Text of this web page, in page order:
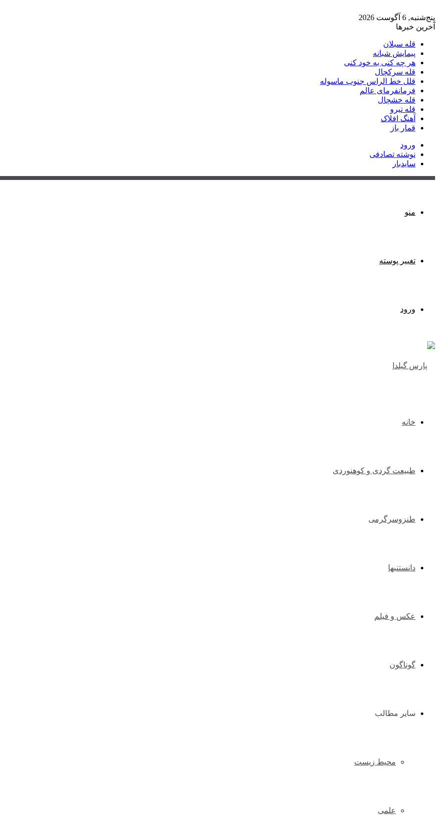
پنج‌شنبه, 6 آگوست 2026
آخرین خبرها
قله سبلان
پیمایش شبانه
هر چه کنی به خود کنی
قله سرکچال
قلل خط الراس جنوب ماسوله
فرمانفرمای عالم
قله خشچال
قله تیرو
آهنگ افلاک
قمار باز
ورود
نوشته تصادفی
سایدبار
منو
تغییر پوسته
ورود
خانه
طبیعت گردی و کوهنوردی
طنزوسرگرمی
دانستنیها
عکس و فیلم
گوناگون
سایر مطالب
محیط زیست
علمی